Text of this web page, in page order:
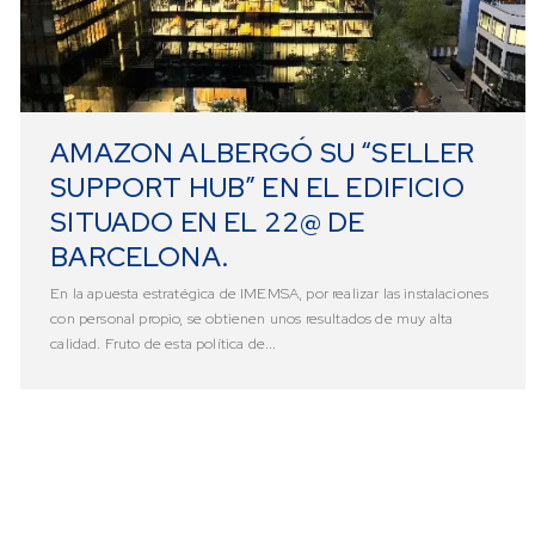
AMAZON ALBERGÓ SU “SELLER
SUPPORT HUB” EN EL EDIFICIO
SITUADO EN EL 22@ DE
BARCELONA.
En la apuesta estratégica de IMEMSA, por realizar las instalaciones
con personal propio, se obtienen unos resultados de muy alta
calidad. Fruto de esta política de...